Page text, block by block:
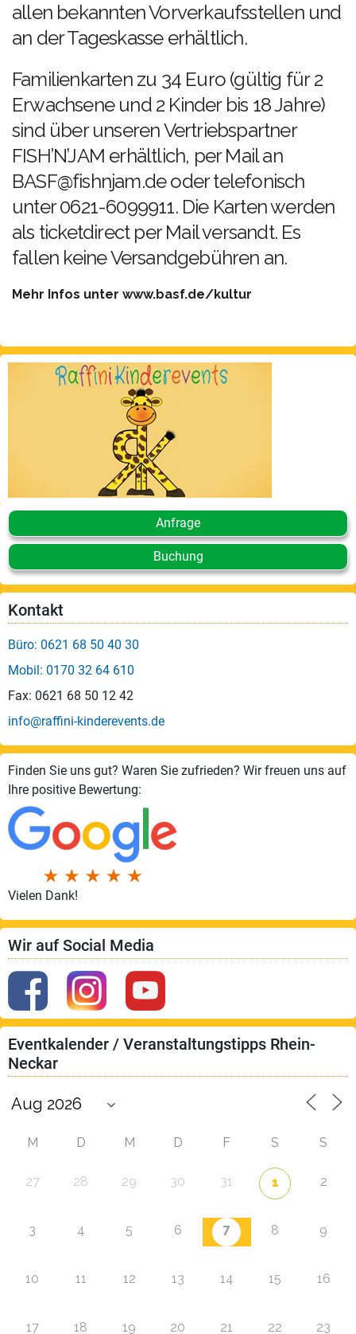
allen bekannten Vorverkaufsstellen und
an der Tageskasse erhältlich.
Familienkarten zu 34 Euro (gültig für 2
Erwachsene und 2 Kinder bis 18 Jahre)
sind über unseren Vertriebspartner
FISH’N’JAM erhältlich, per Mail an
BASF@fishnjam.de oder telefonisch
unter 0621-6099911. Die Karten werden
als ticketdirect per Mail versandt. Es
fallen keine Versandgebühren an.
Mehr Infos unter www.basf.de/kultur
Anfrage
Buchung
Kontakt
Büro: 0621 68 50 40 30
Mobil: 0170 32 64 610
Fax: 0621 68 50 12 42
info@raffini-kinderevents.de
Finden Sie uns gut? Waren Sie zufrieden? Wir freuen uns auf
Ihre positive Bewertung:
Vielen Dank!
Wir auf Social Media
Eventkalender / Veranstaltungstipps Rhein-
Neckar
M D M D F S S
27 28 29 30 31 1 2
3 4 5 6 7 8 9
10 11 12 13 14 15 16
17 18 19 20 21 22 23